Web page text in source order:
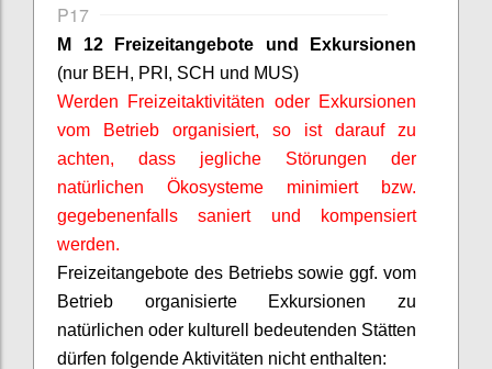
P17
M 12 Freizeitangebote und Exkursionen
(nur BEH, PRI, SCH und MUS)
Werden Freizeitaktivitäten oder Exkursionen
vom Betrieb organisiert, so ist darauf zu
achten, dass jegliche Störungen der
natürlichen Ökosysteme minimiert bzw.
gegebenenfalls saniert und kompensiert
werden.
Freizeitangebote des Betriebs sowie ggf. vom
Betrieb organisierte Exkursionen zu
natürlichen oder kulturell bedeutenden Stätten
dürfen folgende Aktivitäten nicht enthalten: